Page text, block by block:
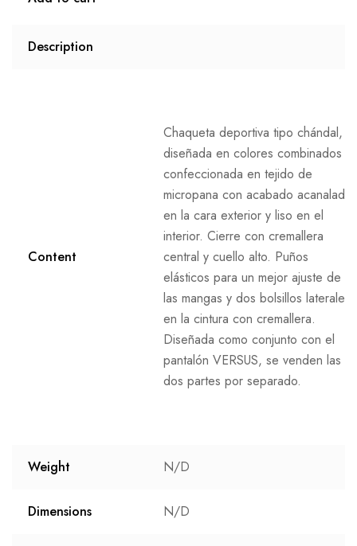
Description
Content
Chaqueta deportiva tipo chándal,
diseñada en colores combinados y
confeccionada en tejido de
micropana con acabado acanalado
en la cara exterior y liso en el
interior. Cierre con cremallera
central y cuello alto. Puños
elásticos para un mejor ajuste de
las mangas y dos bolsillos laterales
en la cintura con cremallera.
Diseñada como conjunto con el
pantalón VERSUS, se venden las
dos partes por separado.
Weight N/D
Dimensions N/D